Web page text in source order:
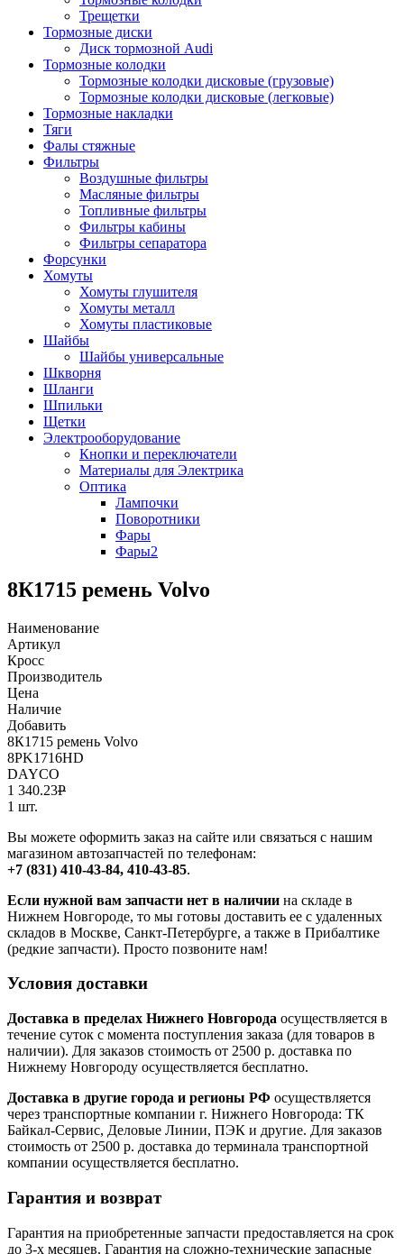
Трещетки
Тормозные диски
Диск тормозной Audi
Тормозные колодки
Тормозные колодки дисковые (грузовые)
Тормозные колодки дисковые (легковые)
Тормозные накладки
Тяги
Фалы стяжные
Фильтры
Воздушные фильтры
Масляные фильтры
Топливные фильтры
Фильтры кабины
Фильтры сепаратора
Форсунки
Хомуты
Хомуты глушителя
Хомуты металл
Хомуты пластиковые
Шайбы
Шайбы универсальные
Шкворня
Шланги
Шпильки
Щетки
Электрооборудование
Кнопки и переключатели
Материалы для Электрика
Оптика
Лампочки
Поворотники
Фары
Фары2
8К1715 ремень Volvo
Наименование
Артикул
Кросс
Производитель
Цена
Наличие
Добавить
8К1715 ремень Volvo
8PK1716HD
DAYCO
1 340.23Р
1 шт.
Вы можете оформить заказ на сайте или связаться с нашим
магазином автозапчастей по телефонам:
+7 (831) 410-43-84, 410-43-85.
Если нужной вам запчасти нет в наличии на складе в
Нижнем Новгороде, то мы готовы доставить ее с удаленных
складов в Москве, Санкт-Петербурге, а также в Прибалтике
(редкие запчасти). Просто позвоните нам!
Условия доставки
Доставка в пределах Нижнего Новгорода осуществляется в
течение суток с момента поступления заказа (для товаров в
наличии). Для заказов стоимость от 2500 р. доставка по
Нижнему Новгороду осуществляется бесплатно.
Доставка в другие города и регионы РФ осуществляется
через транспортные компании г. Нижнего Новгорода: ТК
Байкал-Сервис, Деловые Линии, ПЭК и другие. Для заказов
стоимость от 2500 р. доставка до терминала транспортной
компании осуществляется бесплатно.
Гарантия и возврат
Гарантия на приобретенные запчасти предоставляется на срок
до 3-х месяцев. Гарантия на сложно-технические запасные